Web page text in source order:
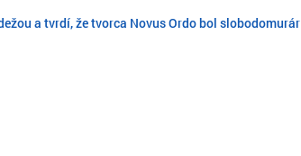
a tvrdí, že tvorca Novus Ordo bol slobodomurár